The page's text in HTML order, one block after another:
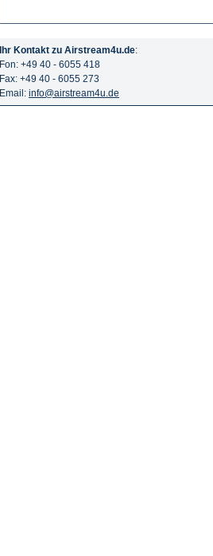
Ihr Kontakt zu Airstream4u.de:
Fon: +49 40 - 6055 418
Fax: +49 40 - 6055 273
Email: info@airstream4u.de